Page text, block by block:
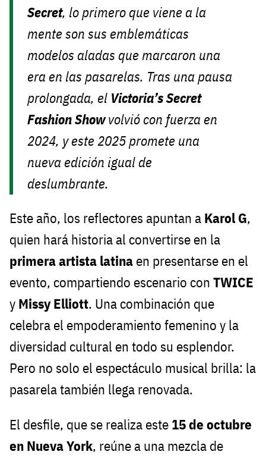
Secret, lo primero que viene a la
mente son sus emblemáticas
modelos aladas que marcaron una
era en las pasarelas. Tras una pausa
prolongada, el Victoria’s Secret
Fashion Showvolvió con fuerza en
2024, y este 2025 promete una
nueva edición igual de
deslumbrante.
Este año, los reflectores apuntan a Karol G,
quien hará historia al convertirse en la
primera artista latina en presentarse en el
evento, compartiendo escenario con TWICE
y Missy Elliott. Una combinación que
celebra el empoderamiento femenino y la
diversidad cultural en todo su esplendor.
Pero no solo el espectáculo musical brilla: la
pasarela también llega renovada.
El desfile, que se realiza este 15 de octubre
en Nueva York, reúne a una mezcla de